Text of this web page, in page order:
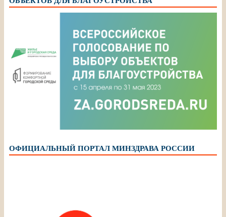
ОФИЦИАЛЬНЫЙ ПОРТАЛ МИНЗДРАВА РОССИИ